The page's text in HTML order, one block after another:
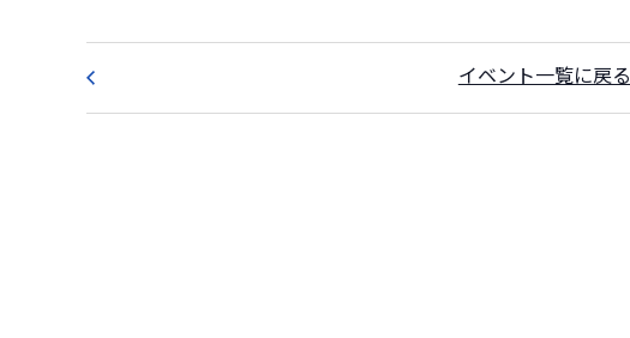
イベント一覧に戻る